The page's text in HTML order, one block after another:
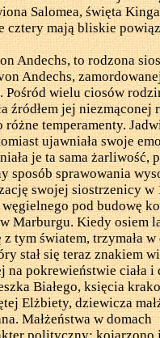
Salomea, święta
cztery mają bliskie
Andechs, to rodzona
Andechs,
Pośród wielu ciosów
źródłem jej niezmąconej
temperamenty.
ujawniała swoje
je ta sama żarliwość,
sposób sprawowania
swojej siostrzenicy w
pod budowę
Marburgu. Kiedy osiem
tym światem, trzymała w
stał się teraz znakiem
na pokrewieństwie ciała i
Białego, księcia
Elżbiety, dziewicza
. Małżeństwa w domach